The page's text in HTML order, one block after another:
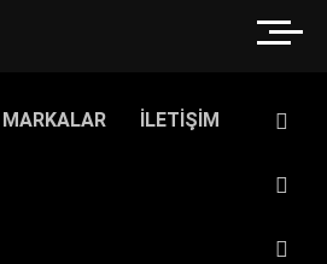
MARKALAR İLETİŞİM